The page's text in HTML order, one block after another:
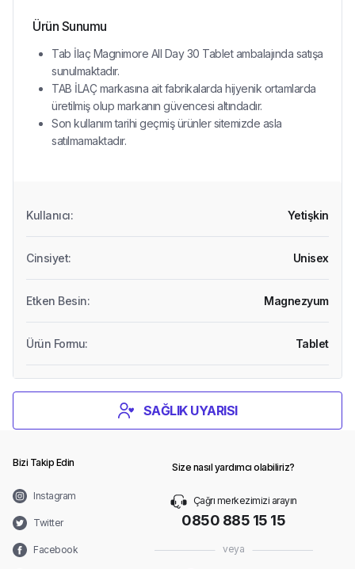
Ürün Sunumu
Tab İlaç Magnimore All Day 30 Tablet ambalajında satışa
sunulmaktadır.
TAB İLAÇ markasına ait fabrikalarda hijyenik ortamlarda
üretilmiş olup markanın güvencesi altındadır.
Son kullanım tarihi geçmiş ürünler sitemizde asla
satılmamaktadır.
Kullanıcı: Yetişkin
Cinsiyet: Unisex
Etken Besin: Magnezyum
Ürün Formu: Tablet
SAĞLIK UYARISI
Bizi Takip Edin
Instagram
Twitter
Facebook
Size nasıl yardımcı olabiliriz?
Çağrı merkezimizi arayın
0850 885 15 15
veya